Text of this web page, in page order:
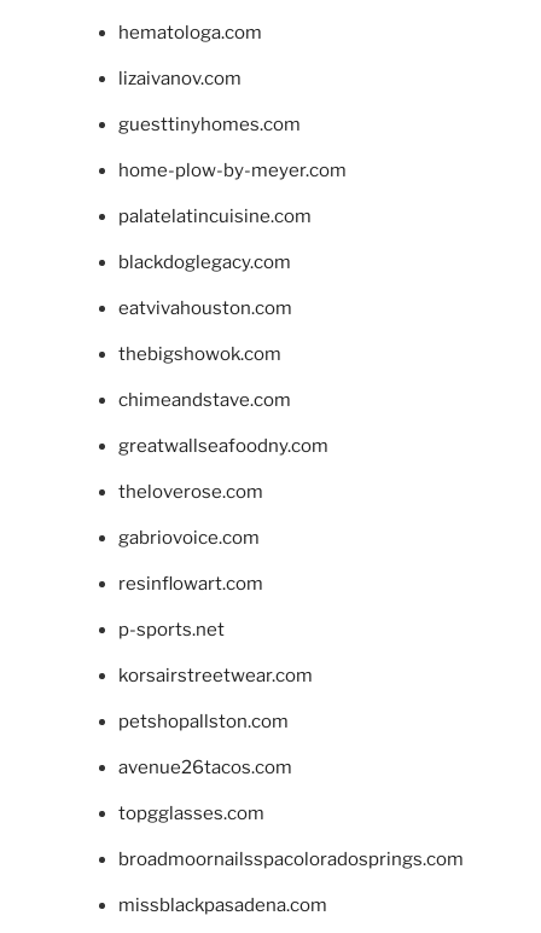
hematologa.com
lizaivanov.com
guesttinyhomes.com
home-plow-by-meyer.com
palatelatincuisine.com
blackdoglegacy.com
eatvivahouston.com
thebigshowok.com
chimeandstave.com
greatwallseafoodny.com
theloverose.com
gabriovoice.com
resinflowart.com
p-sports.net
korsairstreetwear.com
petshopallston.com
avenue26tacos.com
topgglasses.com
broadmoornailsspacoloradosprings.com
missblackpasadena.com